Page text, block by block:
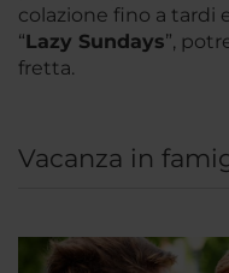
colazione fino a tardi
“Lazy Sundays”,
fretta.
Vacanza in